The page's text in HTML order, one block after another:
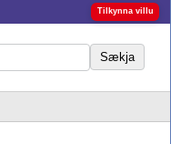
Tilkynna villu
Sækja